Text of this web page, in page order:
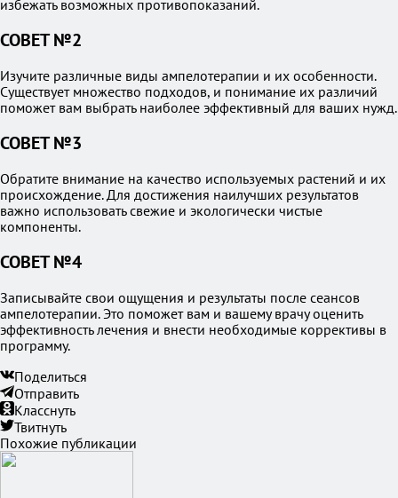
избежать возможных противопоказаний.
СОВЕТ №2
Изучите различные виды ампелотерапии и их особенности.
Существует множество подходов, и понимание их различий
поможет вам выбрать наиболее эффективный для ваших нужд.
СОВЕТ №3
Обратите внимание на качество используемых растений и их
происхождение. Для достижения наилучших результатов
важно использовать свежие и экологически чистые
компоненты.
СОВЕТ №4
Записывайте свои ощущения и результаты после сеансов
ампелотерапии. Это поможет вам и вашему врачу оценить
эффективность лечения и внести необходимые коррективы в
программу.
Поделиться
Отправить
Класснуть
Твитнуть
Похожие публикации